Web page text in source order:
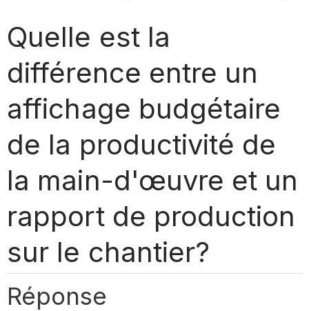
Quelle est la
différence entre un
affichage budgétaire
de la productivité de
la main-d'œuvre et un
rapport de production
sur le chantier?
Réponse